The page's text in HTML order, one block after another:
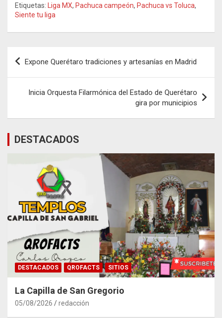
Etiquetas: Liga MX, Pachuca campeón, Pachuca vs Toluca,
Siente tu liga
Navegación
entradas
Expone Querétaro tradiciones y artesanías en Madrid
Inicia Orquesta Filarmónica del Estado de Querétaro
gira por municipios
DESTACADOS
DESTACADOS QROFACTS SITIOS
La Capilla de San Gregorio
05/08/2026 redacción